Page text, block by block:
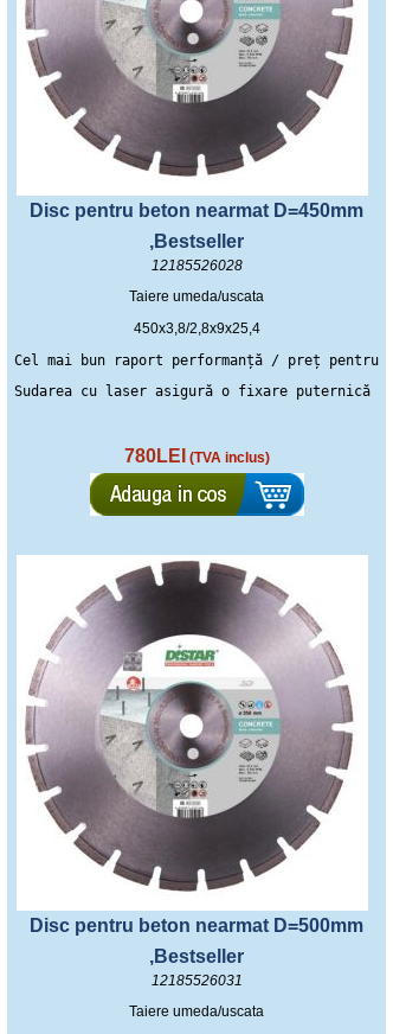
Disc pentru beton nearmat D=450mm
,Bestseller
12185526028
Taiere umeda/uscata
450x3,8/2,8x9x25,4
Cel mai bun raport performanță / preț pentru
Sudarea cu laser asigură o fixare puternică a
780LEI (TVA inclus)
Disc pentru beton nearmat D=500mm
,Bestseller
12185526031
Taiere umeda/uscata